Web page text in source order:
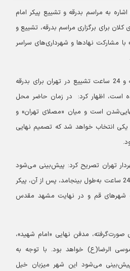
به مراسم بدرقه و تشییع پیکر امام
برای برگزاری مراسم بدرقه، تشییع و
مشارکت نهادها و شهرداری‌های سراسر
وی با بیان اینکه سه روز بدرقه و 24 ساعت تشییع در تهران برای بدرقه
است، اظهار کرد: در زمان حاضر محل
است و میان «مصلای تهران» و
انتخاب خواهد شد که تصمیم نهایی
تهران تصریح کرد: پیش‌بینی می‌شود
مراسم تشییع در تهران حداقل 24 ساعت به‌طول بینجامد، پس از آن، پیکر
شهرهای قم و در نهایت مشهد مقدس
مدفن نهایی «امام شهید»،
الرضا(ع) خواهد بود. با توجه به
می‌شود این شهر میزبان خیل